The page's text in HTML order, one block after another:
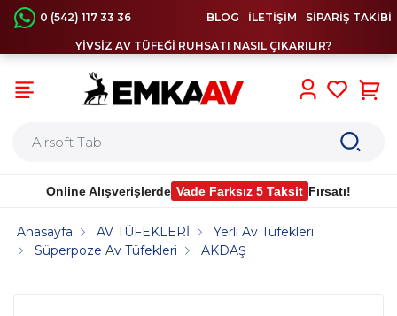
0 (542) 117 33 36 BLOG İLETİŞİM SİPARİŞ TAKİBİ
YİVSİZ AV TÜFEĞİ RUHSATI NASIL ÇIKARILIR?
Online Alışverişlerde Vade Farksız 5 Taksit Fırsatı!
Anasayfa AV TÜFEKLERİ
Yerli Av Tüfekleri
Süperpoze Av Tüfekleri
AKDAŞ